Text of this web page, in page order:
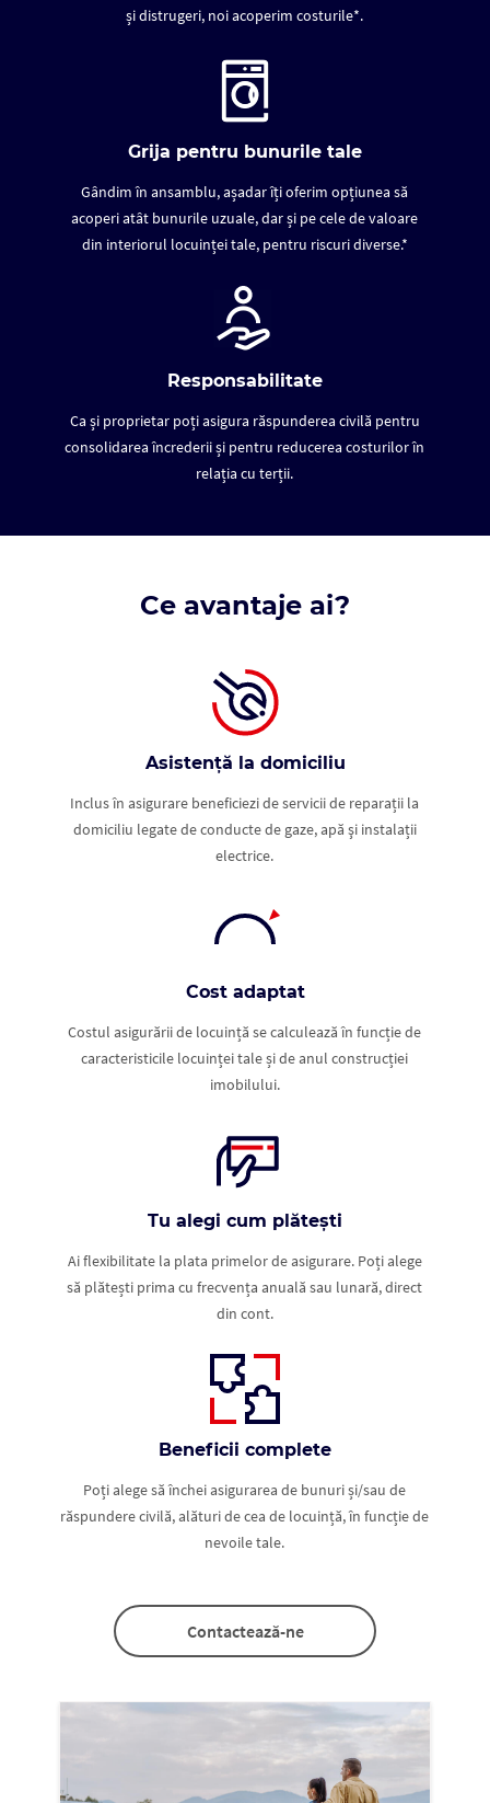
și distrugeri, noi acoperim costurile*.
Grija pentru bunurile tale
Gândim în ansamblu, așadar îți oferim opțiunea să
acoperi atât bunurile uzuale, dar și pe cele de valoare
din interiorul locuinței tale, pentru riscuri diverse.*
Responsabilitate
Ca și proprietar poți asigura răspunderea civilă pentru
consolidarea încrederii și pentru reducerea costurilor în
relația cu terții.
Ce avantaje ai?
Asistență la domiciliu
Inclus în asigurare beneficiezi de servicii de reparații la
domiciliu legate de conducte de gaze, apă şi instalații
electrice.
Cost adaptat
Costul asigurării de locuință se calculează în funcție de
caracteristicile locuinței tale și de anul construcției
imobilului.
Tu alegi cum plătești
Ai flexibilitate la plata primelor de asigurare. Poți alege
să plătești prima cu frecvența anuală sau lunară, direct
din cont.
Beneficii complete
Poți alege să închei asigurarea de bunuri și/sau de
răspundere civilă, alături de cea de locuință, în funcție de
nevoile tale.
Contactează-ne